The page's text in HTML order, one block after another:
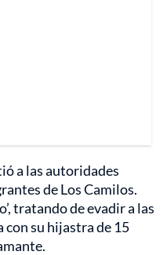
a las autoridades
de Los Camilos.
tratando de evadir a las
su hijastra de 15